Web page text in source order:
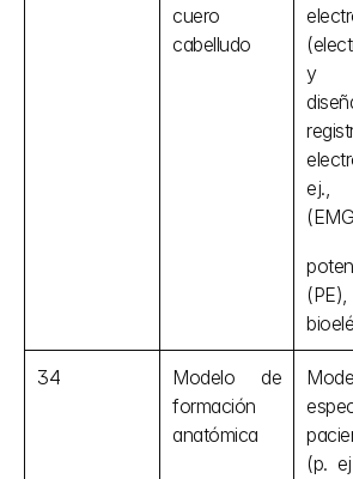
cuero
cabelludo
y
ej.,
34
Modelo de
formación
anatómica
(p.